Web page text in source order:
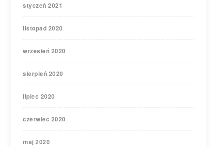
styczeń 2021
listopad 2020
wrzesień 2020
sierpień 2020
lipiec 2020
czerwiec 2020
maj 2020